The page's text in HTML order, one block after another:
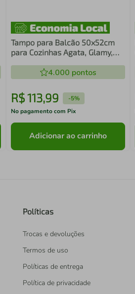
Tampo para Balcão 50x52cm
para Cozinhas Agata, Glamy,
4.000 pontos
R$113,99 -5%
No pagamento com Pix
Adicionar ao carrinho
Políticas
Trocas e devoluções
Termos de uso
Políticas de entrega
Política de privacidade